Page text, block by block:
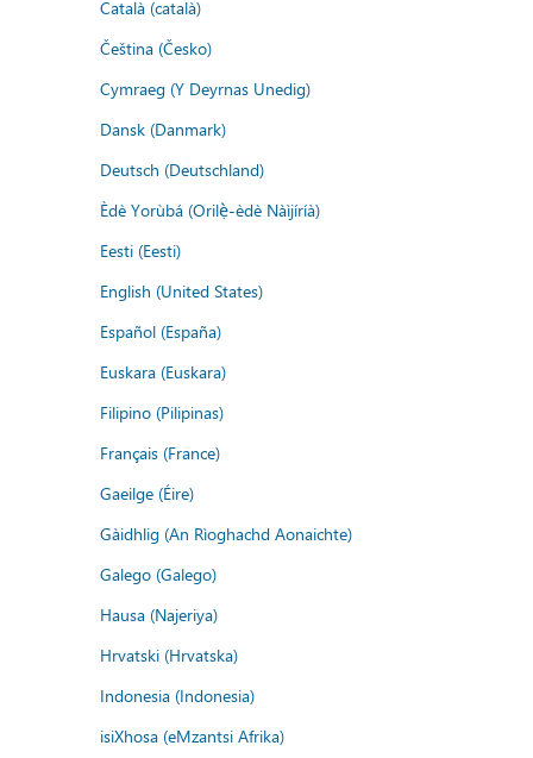
Català (català)
Čeština (Česko)
Cymraeg (Y Deyrnas Unedig)
Dansk (Danmark)
Deutsch (Deutschland)
Èdè Yorùbá (Orilẹ̀-èdè Nàìjíríà)
Eesti (Eesti)
English (United States)
Español (España)
Euskara (Euskara)
Filipino (Pilipinas)
Français (France)
Gaeilge (Éire)
Gàidhlig (An Rìoghachd Aonaichte)
Galego (Galego)
Hausa (Najeriya)
Hrvatski (Hrvatska)
Indonesia (Indonesia)
isiXhosa (eMzantsi Afrika)